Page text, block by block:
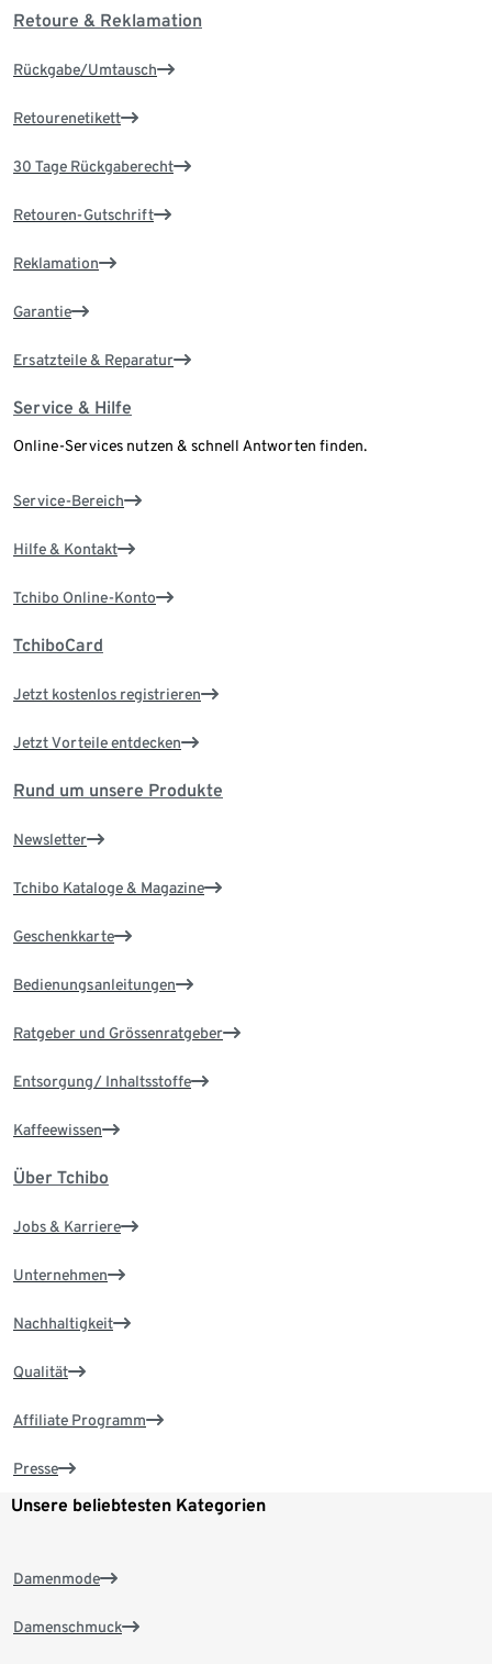
Retoure & Reklamation
Rückgabe/Umtausch
Retourenetikett
30 Tage Rückgaberecht
Retouren-Gutschrift
Reklamation
Garantie
Ersatzteile & Reparatur
Service & Hilfe
Online-Services nutzen & schnell Antworten finden.
Service-Bereich
Hilfe & Kontakt
Tchibo Online-Konto
TchiboCard
Jetzt kostenlos registrieren
Jetzt Vorteile entdecken
Rund um unsere Produkte
Newsletter
Tchibo Kataloge & Magazine
Geschenkkarte
Bedienungsanleitungen
Ratgeber und Grössenratgeber
Entsorgung/ Inhaltsstoffe
Kaffeewissen
Über Tchibo
Jobs & Karriere
Unternehmen
Nachhaltigkeit
Qualität
Affiliate Programm
Presse
Unsere beliebtesten Kategorien
Damenmode
Damenschmuck